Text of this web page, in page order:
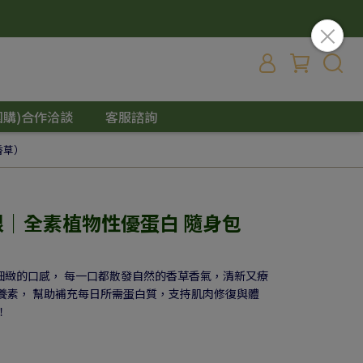
)合作洽談 客服諮詢
）
全素植物性優蛋白 隨身包
的口感， 每一口都散發自然的香草香氣，清新又療
素， 幫助補充每日所需蛋白質，支持肌肉修復與體